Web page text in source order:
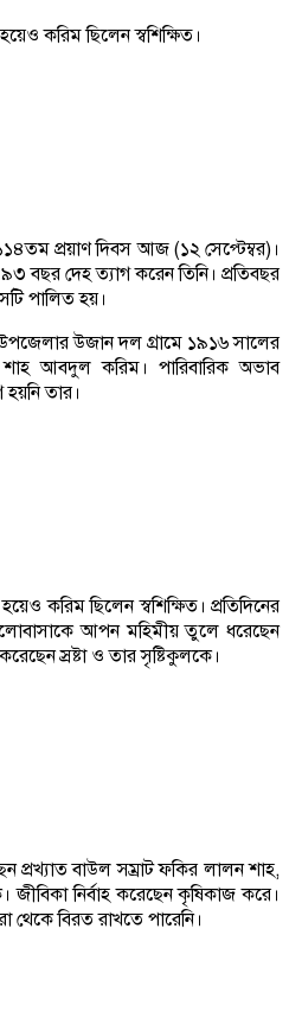
হয়েও করিম ছিলেন স্বশিক্ষিত।
প্রয়াণ দিবস আজ (১২ সেপ্টেম্বর)।
দেহ ত্যাগ করেন তিনি। প্রতিবছর
পালিত হয়।
উজান দল গ্রামে ১৯১৬ সালের
আবদুল করিম। পারিবারিক অভাব
তার।
হয়েও করিম ছিলেন স্বশিক্ষিত। প্রতিদিনের
আপন মহিমীয় তুলে ধরেছেন
স্রষ্টা ও তার সৃষ্টিকুলকে।
প্রখ্যাত বাউল সম্রাট ফকির লালন শাহ,
জীবিকা নির্বাহ করেছেন কৃষিকাজ করে।
থেকে বিরত রাখতে পারেনি।